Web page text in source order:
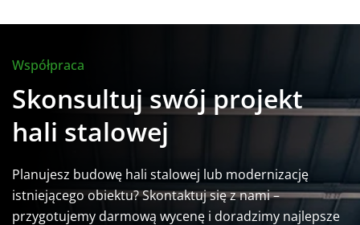
Współpraca
Skonsultuj swój projekt
hali stalowej
Planujesz budowę hali stalowej lub modernizację
istniejącego obiektu? Skontaktuj się z nami –
przygotujemy darmową wycenę i doradzimy najlepsze